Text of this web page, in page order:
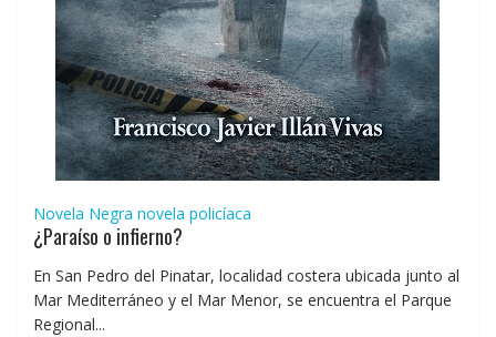
Novela Negra novela policíaca
¿Paraíso o infierno?
En San Pedro del Pinatar, localidad costera ubicada junto al
Mar Mediterráneo y el Mar Menor, se encuentra el Parque
Regional...